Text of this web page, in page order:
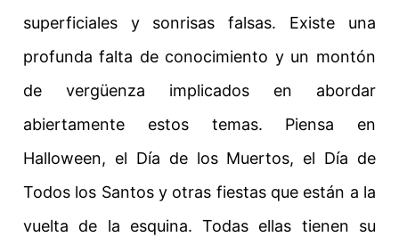
superficiales y sonrisas falsas. Existe una
profunda falta de conocimiento y un montón
de vergüenza implicados en abordar
abiertamente estos temas. Piensa en
Halloween, el Día de los Muertos, el Día de
Todos los Santos y otras fiestas que están a la
vuelta de la esquina. Todas ellas tienen su